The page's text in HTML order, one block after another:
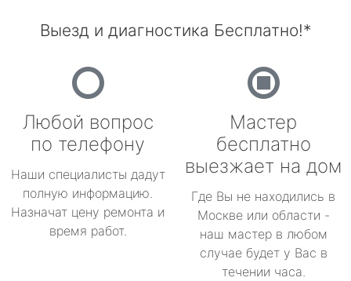
Выезд и диагностика Бесплатно!*
Любой вопрос
по телефону
Наши специалисты дадут
полную информацию.
Назначат цену ремонта и
время работ.
Мастер
бесплатно
выезжает на дом
Где Вы не находились в
Москве или области -
наш мастер в любом
случае будет у Вас в
течении часа.